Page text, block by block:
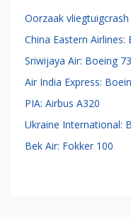
Oorzaak
China Eastern Airlines:
Sriwijaya Air: Boeing
Air India Express:
PIA: Airbus A320
Ukraine International:
Bek Air: Fokker 100